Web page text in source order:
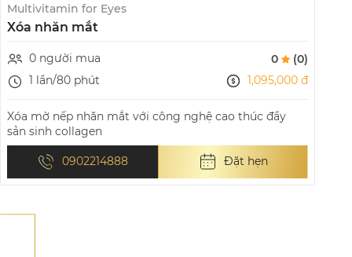
Multivitamin for Eyes
Xóa nhăn mắt
0 người mua
1 lần/80 phút
0
(0)
1,095,000 đ
Xóa mờ nếp nhăn mắt với công nghệ cao thúc đẩy
sản sinh collagen
0902214888 Đặt hẹn